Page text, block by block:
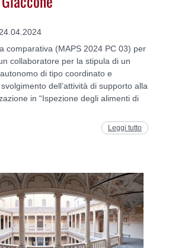
comparativa (MAPS 2024 PC 03) per
collaboratore per la stipula di un
di tipo coordinato e
dell’attività di supporto alla
in “Ispezione degli alimenti di
Leggi tutto